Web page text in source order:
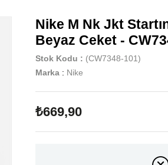
Nike M Nk Jkt
Beyaz Ceket -
Stok Kodu
(CW7348-101)
Marka : Nike
₺669,90